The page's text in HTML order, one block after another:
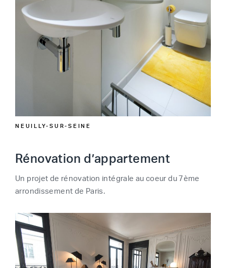
NEUILLY-SUR-SEINE
Rénovation d’appartement
Un projet de rénovation intégrale au coeur du 7ème
arrondissement de Paris.